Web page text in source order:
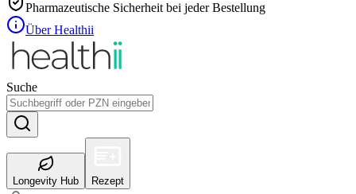
Pharmazeutische Sicherheit bei jeder Bestellung
Über Healthii
Suche
Longevity Hub Rezept